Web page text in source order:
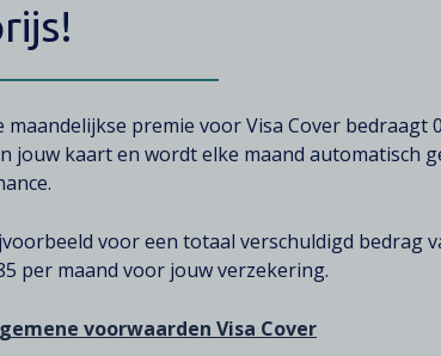
maandelijkse premie voor Visa Cover bedraagt
jouw kaart en wordt elke maand automatisch
voor een totaal verschuldigd bedrag
per maand voor jouw verzekering.
voorwaarden Visa Cover